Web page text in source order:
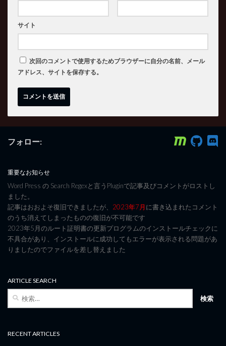
サイト
次回のコメントで使用するためブラウザーに自分の名前、メール
アドレス、サイトを保存する。
フォロー:
重要なお知らせ
Word Press の Search Regexと言うPluginで記事及びコメントがロストし
ました。
記事はおおよそ復旧できましたが、 2023年7月に書き込まれたコメント
のうち消えてしまったものの復旧が不可能です
2023年5月のルート証明書の更新プログラムのインストールチェックに
不具合があり、インストールに成功してもエラーが表示される問題があ
りましたのでファイルを差し替えました
ARTICLE SEARCH
検
RECENT ARTICLES